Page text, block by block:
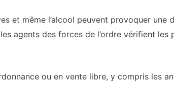
et même l’alcool peuvent provoquer
agents des forces de l’ordre vérifient les
ou en vente libre, y compris les